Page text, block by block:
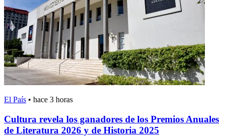
El País • hace 3 horas
Cultura revela los ganadores de los Premios Anuales
de Literatura 2026 y de Historia 2025